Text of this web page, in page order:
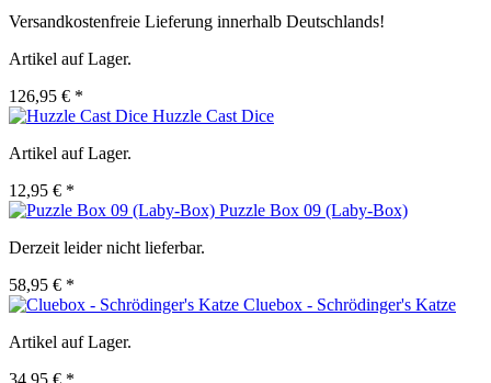
Versandkostenfreie Lieferung innerhalb Deutschlands!
Artikel auf Lager.
126,95 € *
Huzzle Cast Dice
Artikel auf Lager.
12,95 € *
Puzzle Box 09 (Laby-Box)
Derzeit leider nicht lieferbar.
58,95 € *
Cluebox - Schrödinger's Katze
Artikel auf Lager.